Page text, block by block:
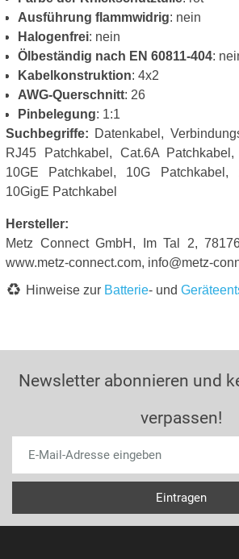
Ausführung flammwidrig: nein
Halogenfrei: nein
Ölbeständig nach EN 60811-404:
Kabelkonstruktion: 4x2
AWG-Querschnitt: 26
Pinbelegung: 1:1
Suchbegriffe: Datenkabel,
RJ45 Patchkabel, Cat.6A
10GE Patchkabel, 10G Patchkabel,
10GigE Patchkabel
Hersteller:
Metz Connect GmbH, Im Tal 2,
www.metz-connect.com, info@metz-
Hinweise zur Batterie- und
Newsletter abonnieren und
verpassen!